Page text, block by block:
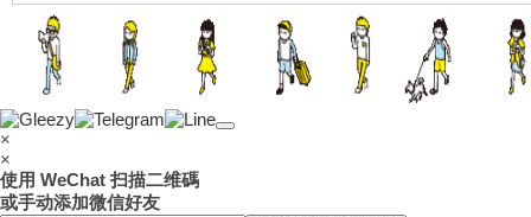
外
×
×
使用 WeChat 扫描二维碼
或手动添加微信好友